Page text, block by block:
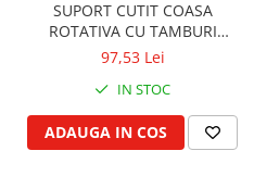
SUPORT CUTIT COASA
ROTATIVA CU TAMBURI
NIEMEYER
97,53 Lei
IN STOC
ADAUGA IN COS